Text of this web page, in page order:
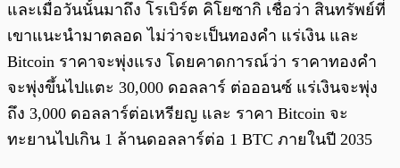
และเมื่อวันนั้นมาถึง โรเบิร์ต คิโยซากิ เชื่อว่า สินทรัพย์ที่
เขาแนะนำมาตลอด ไม่ว่าจะเป็นทองคำ แร่เงิน และ
Bitcoin ราคาจะพุ่งแรง โดยคาดการณ์ว่า ราคาทองคำ
จะพุ่งขึ้นไปแตะ 30,000 ดอลลาร์ ต่อออนซ์ แร่เงินจะพุ่ง
ถึง 3,000 ดอลลาร์ต่อเหรียญ และ ราคา Bitcoin จะ
ทะยานไปเกิน 1 ล้านดอลลาร์ต่อ 1 BTC ภายในปี 2035